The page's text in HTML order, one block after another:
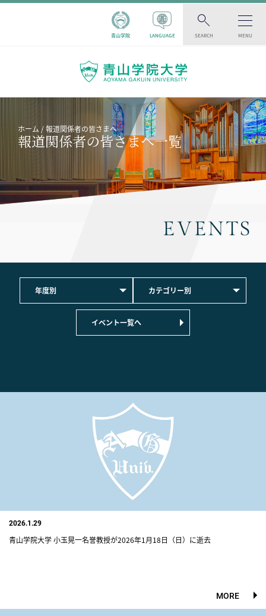
青山学院 LANGUAGE SEARCH MENU
ホーム 報道関係者の皆さまへ
報道関係者の皆さまへ一覧
EVENTS
年度別 カテゴリー別
イベント一覧へ
2026.1.29
青山学院大学 小玉晃一名誉教授が2026年1月18日（日）に逝去
MORE